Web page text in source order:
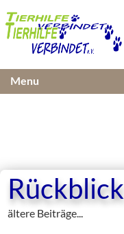
Rückblick
ältere Beiträge...
Menu